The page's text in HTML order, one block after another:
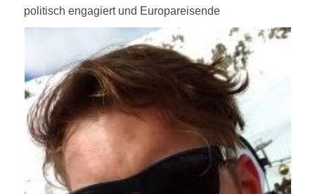
politisch engagiert und Europareisende